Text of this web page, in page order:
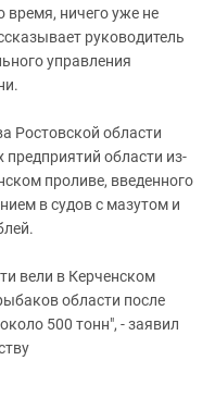
ничего уже не
руководитель
управления
Ростовской области
области из-
проливе, введенного
в судов с мазутом и
вели в Керченском
области после
500 тонн", - заявил